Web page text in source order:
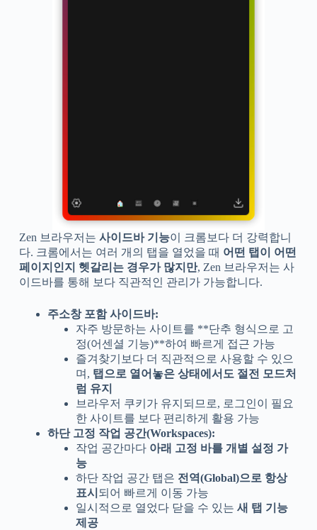
Zen 브라우저는 사이드바 기능이 크롬보다 더 강력합니
다. 크롬에서는 여러 개의 탭을 열었을 때 어떤 탭이 어떤
페이지인지 헷갈리는 경우가 많지만, Zen 브라우저는 사
이드바를 통해 보다 직관적인 관리가 가능합니다.
주소창 포함 사이드바:
자주 방문하는 사이트를 **단추 형식으로 고
정(어센셜 기능)**하여 빠르게 접근 가능
즐겨찾기보다 더 직관적으로 사용할 수 있으
며, 탭으로 열어놓은 상태에서도 절전 모드처
럼 유지
브라우저 쿠키가 유지되므로, 로그인이 필요
한 사이트를 보다 편리하게 활용 가능
하단 고정 작업 공간(Workspaces):
작업 공간마다 아래 고정 바를 개별 설정 가
능
하단 작업 공간 탭은 전역(Global)으로 항상
표시 되어 빠르게 이동 가능
일시적으로 열었다 닫을 수 있는 새 탭 기능
제공